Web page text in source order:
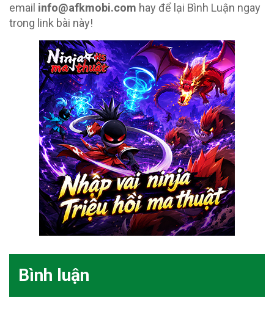
email info@afkmobi.com hay để lại Bình Luận ngay
trong link bài này!
Bình luận